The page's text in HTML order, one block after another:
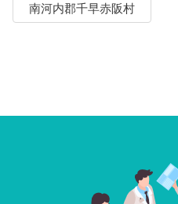
南河内郡千早赤阪村